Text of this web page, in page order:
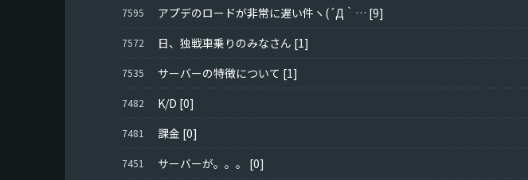
7595 アプデのロードが非常に遅い件ヽ(´Д｀ヽ)。みなさんの平均教えて(/≧◇≦＼) [9]
7572 日、独戦車乗りのみなさん [1]
7535 サーバーの特徴について [1]
7482 K/D [0]
7481 課金 [0]
7451 サーバーが。。。 [0]